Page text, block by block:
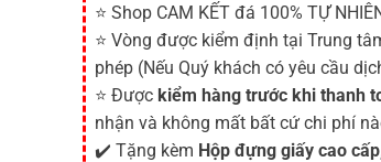
⭐ Shop CAM KẾT đá 100% TỰ
⭐ Vòng được kiểm định tại Trung
phép (Nếu Quý khách có yêu cầu
⭐ Được kiểm hàng trước khi thanh
nhận và không mất bất cứ chi phí
✔️ Tặng kèm Hộp đựng giấy cao